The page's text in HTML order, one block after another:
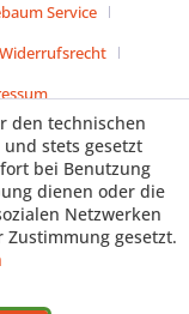
Service
Widerrufsrecht
den technischen
stets gesetzt
bei Benutzung
dienen oder die
Netzwerken
gesetzt.